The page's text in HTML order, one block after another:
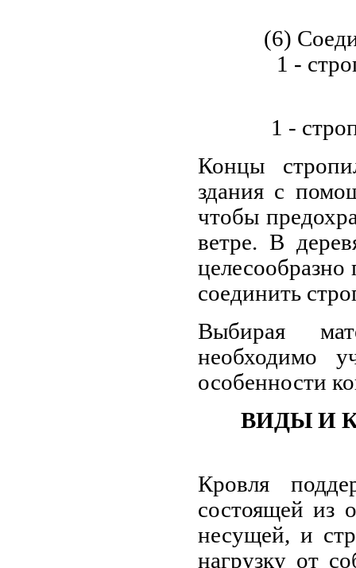
(6)
1 -
1 -
Концы
здания с
чтобы
ветре. В
целесообразно
соединить
Выбирая
необходимо
особенности
ВИДЫ И
Кровля
состоящей из
несущей, и
нагрузку от